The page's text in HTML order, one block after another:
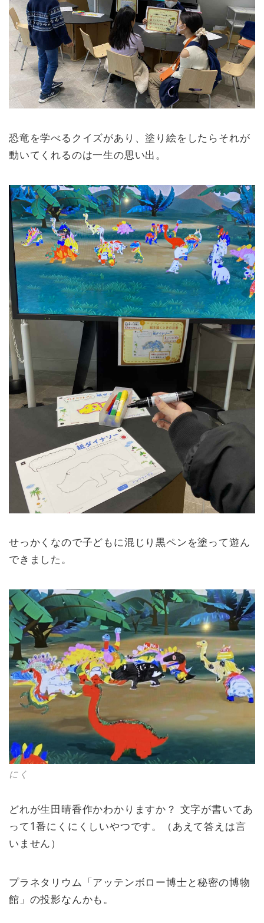
恐竜を学べるクイズがあり、塗り絵をしたらそれが
動いてくれるのは一生の思い出。
せっかくなので子どもに混じり黒ペンを塗って遊ん
できました。
にく
どれが生田晴香作かわかりますか？ 文字が書いてあ
って1番にくにくしいやつです。（あえて答えは言
いません）
プラネタリウム「アッテンボロー博士と秘密の博物
館」の投影なんかも。